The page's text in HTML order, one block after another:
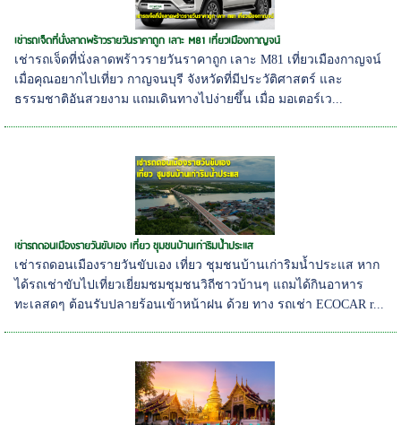
เช่ารถเจ็ดที่นั่งลาดพร้าวรายวันราคาถูก เลาะ M81 เที่ยวเมืองกาญจน์
เช่ารถเจ็ดที่นั่งลาดพร้าวรายวันราคาถูก เลาะ M81 เที่ยวเมืองกาญจน์
เมื่อคุณอยากไปเที่ยว กาญจนบุรี จังหวัดที่มีประวัติศาสตร์ และ
ธรรมชาติอันสวยงาม แถมเดินทางไปง่ายขึ้น เมื่อ มอเตอร์เว...
เช่ารถดอนเมืองรายวันขับเอง เที่ยว ชุมชนบ้านเก่าริมน้ำประแส
เช่ารถดอนเมืองรายวันขับเอง เที่ยว ชุมชนบ้านเก่าริมน้ำประแส หาก
ได้รถเช่าขับไปเที่ยวเยี่ยมชมชุมชนวิถีชาวบ้านๆ แถมได้กินอาหาร
ทะเลสดๆ ต้อนรับปลายร้อนเข้าหน้าฝน ด้วย ทาง รถเช่า ECOCAR r...